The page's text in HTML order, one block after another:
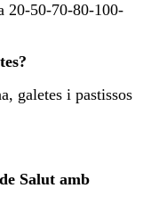
20-50-70-80-100-
galetes i pastissos
Salut amb